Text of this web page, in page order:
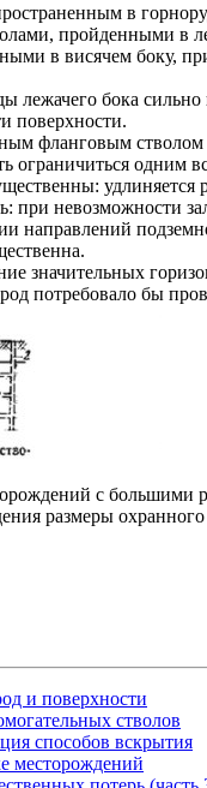
в
пройденными в
в висячем боку,
лежачего бока
поверхности.
фланговым
одним
при невозможности
направлений
значительных
потребовало бы
с большими
размеры
и поверхности
стволов
способов вскрытия
месторождений